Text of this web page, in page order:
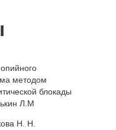
методом
блокады
Л.М
Н. Н.